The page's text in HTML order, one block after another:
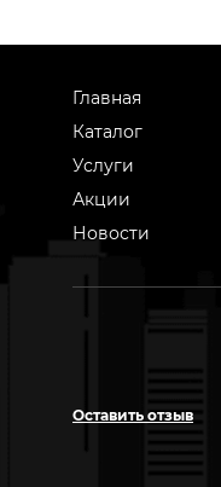
Главная
Каталог
Услуги
Акции
Новости
Оставить отзыв